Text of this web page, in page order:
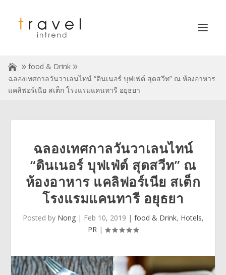
food & Drink
ฉลองเทศกาลวันวาเลนไทน์ “ดินเนอร์ บุฟเฟ่ต์ สุดสวีท” ณ ห้องอาหาร
แคลิฟอร์เนีย สเต็ก โรงแรมแคนทารี อยุธยา
ฉลองเทศกาลวันวาเลนไทน์
“ดินเนอร์ บุฟเฟ่ต์ สุดสวีท” ณ
ห้องอาหาร แคลิฟอร์เนีย สเต็ก
โรงแรมแคนทารี อยุธยา
Posted by Nong| Feb 10, 2019 | food & Drink, Hotels,
PR |